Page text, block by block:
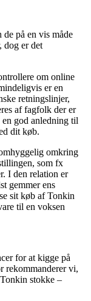
på en vis måde
dog er det
om online
er en
retningslinjer,
af fagfolk der er
en god anledning til
dit køb.
omkring
som fx
I den relation er
gemmer ens
sit køb af Tonkin
til en voksen
for at kigge på
rekommanderer vi,
stokke –